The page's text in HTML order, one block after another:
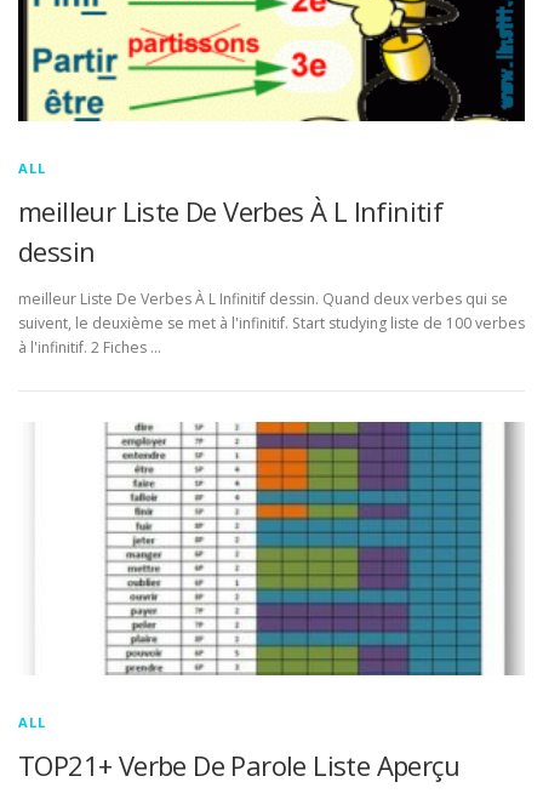
ALL
meilleur Liste De Verbes À L Infinitif
dessin
meilleur Liste De Verbes À L Infinitif dessin. Quand deux verbes qui se
suivent, le deuxième se met à l'infinitif. Start studying liste de 100 verbes
à l'infinitif. 2 Fiches …
ALL
TOP21+ Verbe De Parole Liste Aperçu